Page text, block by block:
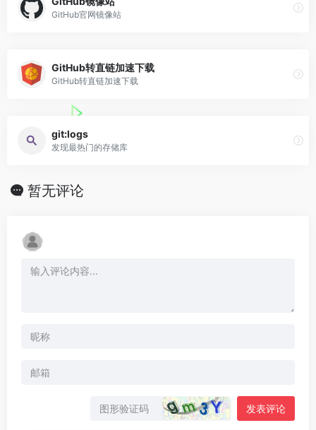
GitHub官网镜像站
GitHub转直链加速下载
GitHub转直链加速下载
git:logs
发现最热门的存储库
暂无评论
发表评论